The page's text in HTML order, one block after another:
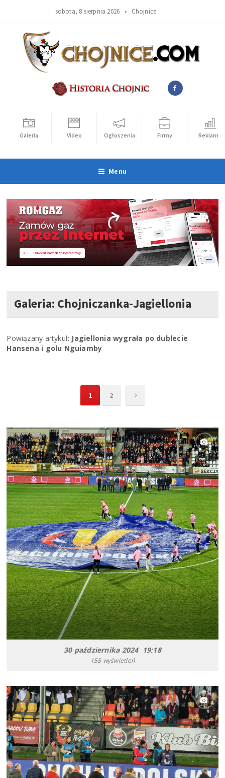
sobota, 8 sierpnia 2026 • Chojnice
Galeria Video Ogłoszenia Firmy Reklama
Menu
Galeria: Chojniczanka-Jagiellonia
Powiązany artykuł: Jagiellonia wygrała po dublecie
Hansena i golu Nguiamby
1 2
30 października 2024 19:18
155 wyświetleń